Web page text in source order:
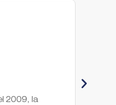
2009, la